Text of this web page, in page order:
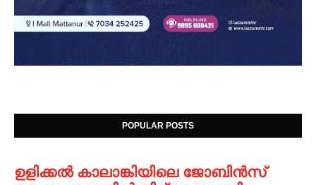
POPULAR POSTS
ഉളിക്കൽ കാലാങ്കിയിലെ ജോബിൻസ്